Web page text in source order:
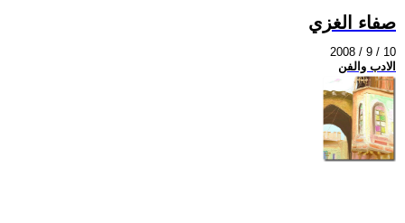
صفاء الغزي
2008 / 9 / 10
الادب والفن